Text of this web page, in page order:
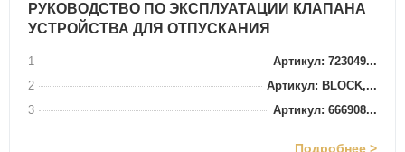
РУКОВОДСТВО ПО ЭКСПЛУАТАЦИИ КЛАПАНА
УСТРОЙСТВА ДЛЯ ОТПУСКАНИЯ
1
Артикул: 723049...
2
Артикул: BLOCK,...
3
Артикул: 666908...
Подробнее >